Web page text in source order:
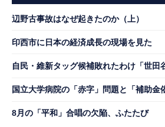
辺野古事故はなぜ起きたのか（上）
印西市に日本の経済成長の現場を見た
自民・維新タッグ候補敗れたわけ「世田
国立大学病院の「赤字」問題と「補助金
8月の「平和」合唱の欠陥、ふたたび